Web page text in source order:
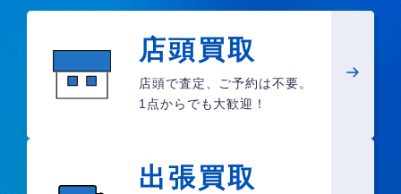
店頭買取
店頭で査定、ご予約は不要。
1点からでも大歓迎！
出張買取